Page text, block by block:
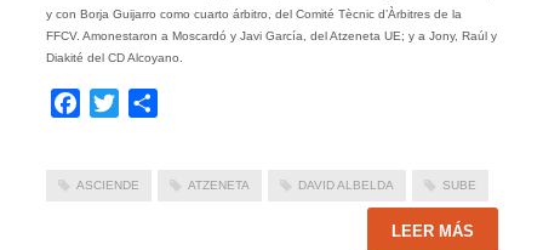
y con Borja Guijarro como cuarto árbitro, del Comité Tècnic d’Àrbitres de la
FFCV. Amonestaron a Moscardó y Javi García, del Atzeneta UE; y a Jony, Raúl y
Diakité del CD Alcoyano.
Facebook
Twitter
ASCIENDE ATZENETA DAVID ALBELDA SUBE
LEER MÁS